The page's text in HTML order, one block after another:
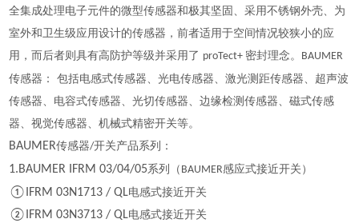
全集成处理电子元件的微型传感器和极其坚固、采用不锈钢外壳、为
室外和卫生级应用设计的传感器，前者适用于空间情况较狭小的应
用，而后者则具有高防护等级并采用了 proTect+ 密封理念。 BAUMER
传感器： 包括电感式传感器、光电传感器、激光测距传感器、超声波
传感器、电容式传感器、光切传感器、边缘检测传感器、磁式传感
器、视觉传感器、机械式精密开关等。
BAUMER传感器/开关产品系列：
1.BAUMER IFRM 03/04/05系列（ BAUMER感应式接近开关）
①IFRM 03N1713 / QL电感式接近开关
②IFRM 03N3713 / QL电感式接近开关